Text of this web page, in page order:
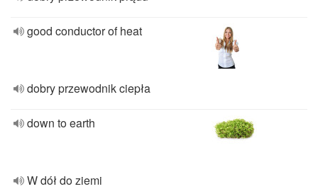
good conductor of heat
dobry przewodnik ciepła
down to earth
W dół do ziemi